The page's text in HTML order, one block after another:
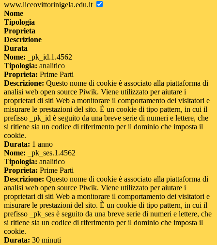
www.liceovittorinigela.edu.it
Nome
Tipologia
Proprieta
Descrizione
Durata
Nome: _pk_id.1.4562
Tipologia: analitico
Proprieta: Prime Parti
Descrizione: Questo nome di cookie è associato alla piattaforma di
analisi web open source Piwik. Viene utilizzato per aiutare i
proprietari di siti Web a monitorare il comportamento dei visitatori e
misurare le prestazioni del sito. È un cookie di tipo pattern, in cui il
prefisso _pk_id è seguito da una breve serie di numeri e lettere, che
si ritiene sia un codice di riferimento per il dominio che imposta il
cookie.
Durata: 1 anno
Nome: _pk_ses.1.4562
Tipologia: analitico
Proprieta: Prime Parti
Descrizione: Questo nome di cookie è associato alla piattaforma di
analisi web open source Piwik. Viene utilizzato per aiutare i
proprietari di siti Web a monitorare il comportamento dei visitatori e
misurare le prestazioni del sito. È un cookie di tipo pattern, in cui il
prefisso _pk_ses è seguito da una breve serie di numeri e lettere, che
si ritiene sia un codice di riferimento per il dominio che imposta il
cookie.
Durata: 30 minuti